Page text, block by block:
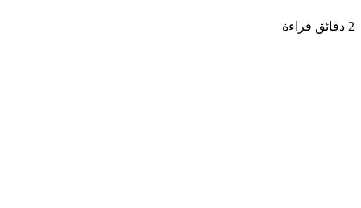
2 دقائق قراءة